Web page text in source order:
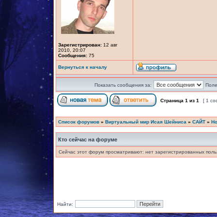
Зарегистрирован: 12 авг
2010, 20:07
Сообщения: 75
Вернуться к началу
Показать сообщения за:
Страница 1 из 1 [ 1
Список форумов » Виртуальный мир Исая Шейниса » САЙТ »
Кто сейчас на форуме
Сейчас этот форум просматривают: нет зарегистрированных
Найти: